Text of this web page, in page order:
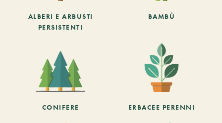
ALBERI E ARBUSTI
PERSISTENTI
BAMBÙ
CONIFERE ERBACEE PERENNI